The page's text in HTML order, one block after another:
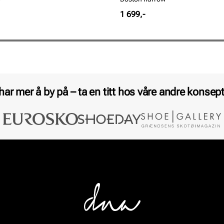
Pris
1 699,-
mer å by på – ta en titt hos våre andre